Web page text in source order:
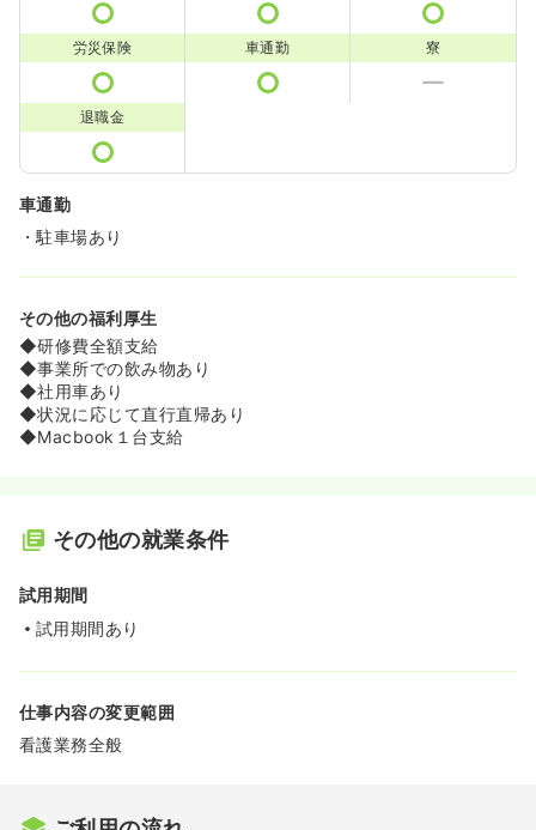
労災保険 車通勤 寮
退職金
車通勤
・駐車場あり
その他の福利厚生
◆研修費全額支給
◆事業所での飲み物あり
◆社用車あり
◆状況に応じて直行直帰あり
◆Macbook１台支給
その他の就業条件
試用期間
試用期間あり
仕事内容の変更範囲
看護業務全般